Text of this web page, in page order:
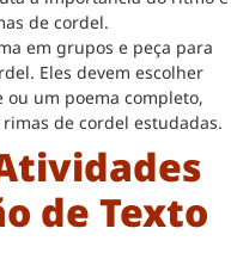
de cordel.
em grupos e peça para
Eles devem escolher
ou um poema completo,
de cordel estudadas.
de Texto